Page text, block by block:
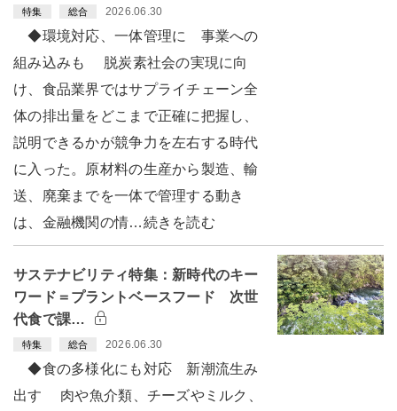
特集 総合 2026.06.30
◆環境対応、一体管理に 事業への
組み込みも 脱炭素社会の実現に向
け、食品業界ではサプライチェーン全
体の排出量をどこまで正確に把握し、
説明できるかが競争力を左右する時代
に入った。原材料の生産から製造、輸
送、廃棄までを一体で管理する動き
は、金融機関の情…続きを読む
サステナビリティ特集：新時代のキー
ワード＝プラントベースフード 次世
代食で課…
特集 総合 2026.06.30
◆食の多様化にも対応 新潮流生み
出す 肉や魚介類、チーズやミルク、